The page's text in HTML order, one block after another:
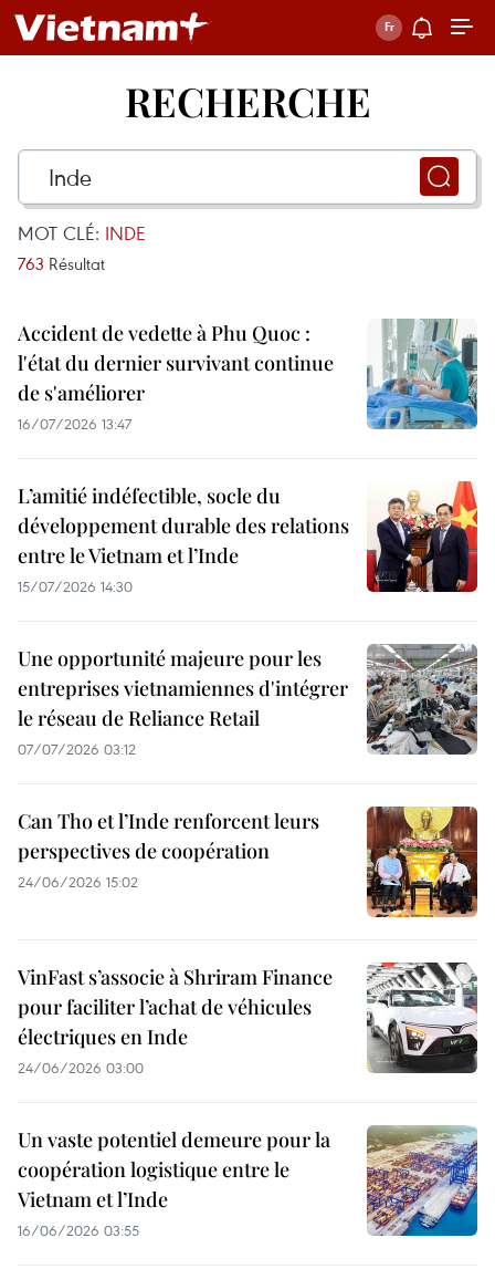
RECHERCHE
MOT CLÉ: INDE
763 Résultat
Accident de vedette à Phu Quoc :
l'état du dernier survivant continue
de s'améliorer
16/07/2026 13:47
L’amitié indéfectible, socle du
développement durable des relations
entre le Vietnam et l’Inde
15/07/2026 14:30
Une opportunité majeure pour les
entreprises vietnamiennes d'intégrer
le réseau de Reliance Retail
07/07/2026 03:12
Can Tho et l’Inde renforcent leurs
perspectives de coopération
24/06/2026 15:02
VinFast s’associe à Shriram Finance
pour faciliter l’achat de véhicules
électriques en Inde
24/06/2026 03:00
Un vaste potentiel demeure pour la
coopération logistique entre le
Vietnam et l’Inde
16/06/2026 03:55